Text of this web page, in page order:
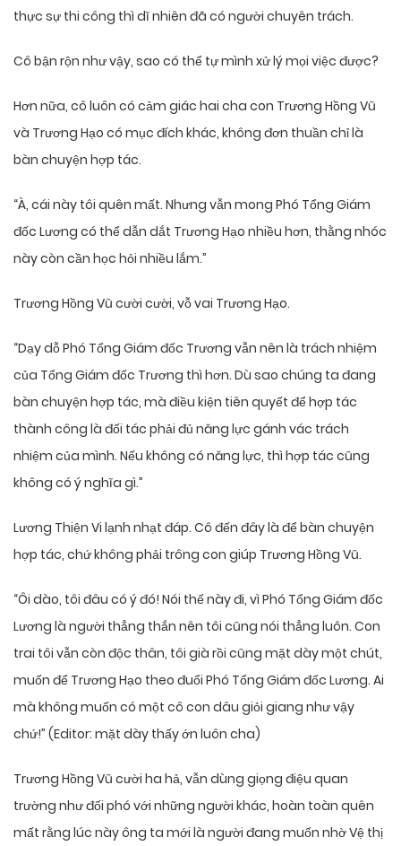
thực sự thi công thì dĩ nhiên đã có người chuyên trách.
Cô bận rộn như vậy, sao có thể tự mình xử lý mọi việc được?
Hơn nữa, cô luôn có cảm giác hai cha con Trương Hồng Vũ
và Trương Hạo có mục đích khác, không đơn thuần chỉ là
bàn chuyện hợp tác.
“À, cái này tôi quên mất. Nhưng vẫn mong Phó Tổng Giám
đốc Lương có thể dẫn dắt Trương Hạo nhiều hơn, thằng nhóc
này còn cần học hỏi nhiều lắm.”
Trương Hồng Vũ cười cười, vỗ vai Trương Hạo.
“Dạy dỗ Phó Tổng Giám đốc Trương vẫn nên là trách nhiệm
của Tổng Giám đốc Trương thì hơn. Dù sao chúng ta đang
bàn chuyện hợp tác, mà điều kiện tiên quyết để hợp tác
thành công là đối tác phải đủ năng lực gánh vác trách
nhiệm của mình. Nếu không có năng lực, thì hợp tác cũng
không có ý nghĩa gì.”
Lương Thiện Vi lạnh nhạt đáp. Cô đến đây là để bàn chuyện
hợp tác, chứ không phải trông con giúp Trương Hồng Vũ.
“Ôi dào, tôi đâu có ý đó! Nói thế này đi, vì Phó Tổng Giám đốc
Lương là người thẳng thắn nên tôi cũng nói thẳng luôn. Con
trai tôi vẫn còn độc thân, tôi già rồi cũng mặt dày một chút,
muốn để Trương Hạo theo đuổi Phó Tổng Giám đốc Lương. Ai
mà không muốn có một cô con dâu giỏi giang như vậy
chứ!” (Editor: mặt dày thấy ớn luôn cha)
Trương Hồng Vũ cười ha hả, vẫn dùng giọng điệu quan
trường như đối phó với những người khác, hoàn toàn quên
mất rằng lúc này ông ta mới là người đang muốn nhờ Vệ thị